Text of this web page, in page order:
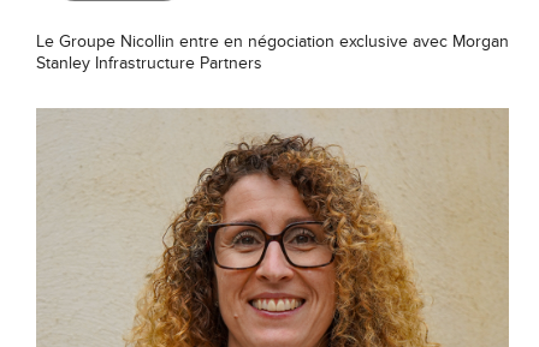
Le Groupe Nicollin entre en négociation exclusive avec Morgan
Stanley Infrastructure Partners